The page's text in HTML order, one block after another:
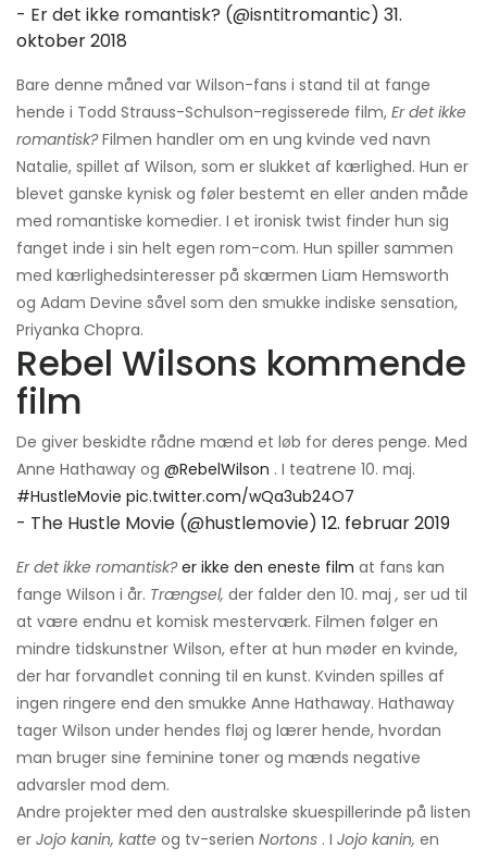
- Er det ikke romantisk? (@isntitromantic) 31.
oktober 2018
Bare denne måned var Wilson-fans i stand til at fange
hende i Todd Strauss-Schulson-regisserede film, Er det ikke
romantisk?Filmen handler om en ung kvinde ved navn
Natalie, spillet af Wilson, som er slukket af kærlighed. Hun er
blevet ganske kynisk og føler bestemt en eller anden måde
med romantiske komedier. I et ironisk twist finder hun sig
fanget inde i sin helt egen rom-com. Hun spiller sammen
med kærlighedsinteresser på skærmen Liam Hemsworth
og Adam Devine såvel som den smukke indiske sensation,
Priyanka Chopra.
Rebel Wilsons kommende
film
De giver beskidte rådne mænd et løb for deres penge. Med
Anne Hathaway og @RebelWilson . I teatrene 10. maj.
#HustleMovie pic.twitter.com/wQa3ub24O7
- The Hustle Movie (@hustlemovie) 12. februar 2019
Er det ikke romantisk? er ikke den eneste film at fans kan
fange Wilson i år. Trængsel, der falder den 10. maj , ser ud til
at være endnu et komisk mesterværk. Filmen følger en
mindre tidskunstner Wilson, efter at hun møder en kvinde,
der har forvandlet conning til en kunst. Kvinden spilles af
ingen ringere end den smukke Anne Hathaway. Hathaway
tager Wilson under hendes fløj og lærer hende, hvordan
man bruger sine feminine toner og mænds negative
advarsler mod dem.
Andre projekter med den australske skuespillerinde på listen
er Jojo kanin, katte og tv-serien Nortons . I Jojo kanin, en